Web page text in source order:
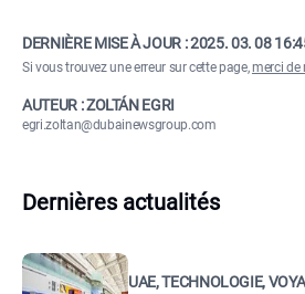
DERNIÈRE MISE À JOUR :2025. 03. 08
Si vous trouvez une erreur sur cette page,merci de
AUTEUR : ZOLTÁN EGRI
egri.zoltan@dubainewsgroup.com
Dernières actualités
UAE, TECHNOLOGIE,